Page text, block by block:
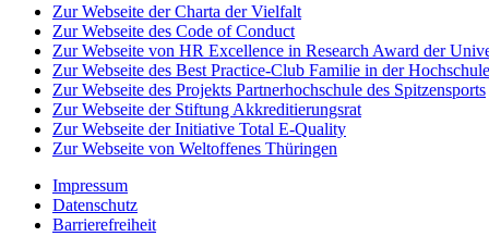
Zur Webseite der Charta der Vielfalt
Zur Webseite des Code of Conduct
Zur Webseite von HR Excellence in Research Award der
Zur Webseite des Best Practice-Club Familie in der Hochschule
Zur Webseite des Projekts Partnerhochschule des Spitzensports
Zur Webseite der Stiftung Akkreditierungsrat
Zur Webseite der Initiative Total E-Quality
Zur Webseite von Weltoffenes Thüringen
Impressum
Datenschutz
Barrierefreiheit